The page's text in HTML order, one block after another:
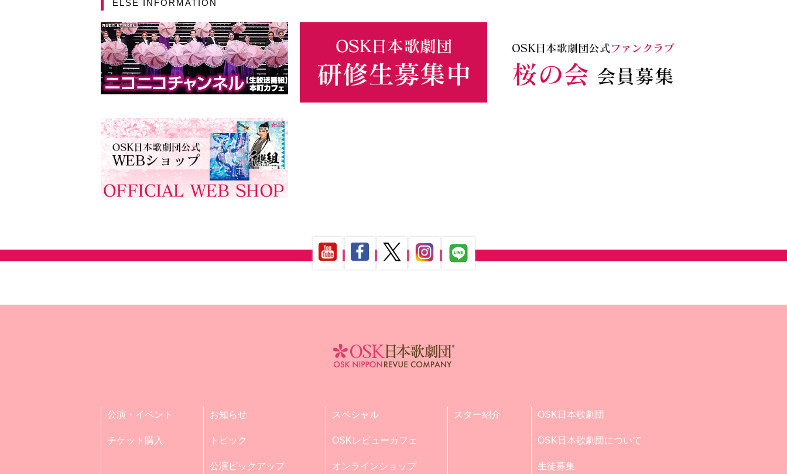
ELSE INFORMATION
公演・イベント
チケット購入
お知らせ
トピック
公演ピックアップ
スペシャル
OSKレビューカフェ
オンラインショップ
スター紹介 OSK日本歌劇団
OSK日本歌劇団について
生徒募集